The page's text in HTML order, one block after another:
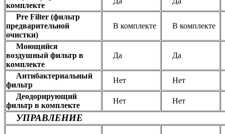
комплекте
Pre Filter (фильтр
предварительной
очистки)
В комплекте В комплекте
Моющийся
воздушный фильтр в
комплекте
Да Да
Антибактериальный
фильтр
Нет Нет
Деодорирующий
фильтр в комплекте
Нет Нет
УПРАВЛЕНИЕ